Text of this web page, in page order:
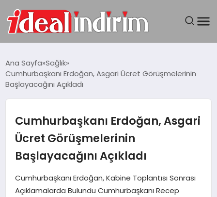
BILGISAYAR
SEYAHAT
TEKNOLOJI
YAŞAM
Ana Sayfa Sağlık
Cumhurbaşkanı Erdoğan, Asgari Ücret Görüşmelerinin
Başlayacağını Açıkladı
Cumhurbaşkanı Erdoğan, Asgari
Ücret Görüşmelerinin
Başlayacağını Açıkladı
Cumhurbaşkanı Erdoğan, Kabine Toplantısı Sonrası
Açıklamalarda Bulundu Cumhurbaşkanı Recep